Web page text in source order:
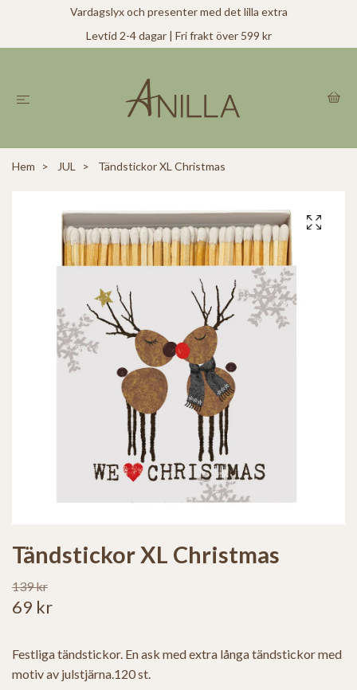
Vardagslyx och presenter med det lilla extra
Levtid 2-4 dagar | Fri frakt över 599 kr
Hem JUL Tändstickor XL Christmas
Tändstickor XL Christmas
139 kr
69 kr
Festliga tändstickor. En ask med extra långa tändstickor med
motiv av julstjärna.120 st.